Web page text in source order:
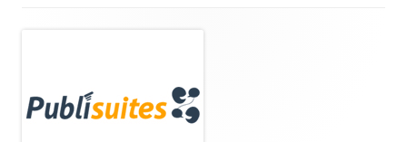
lateral
principal